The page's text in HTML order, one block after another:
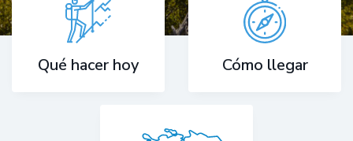
Qué hacer hoy Cómo llegar